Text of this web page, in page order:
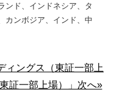
ンド、インドネシア、タ
カンボジア、インド、中
ィングス（東証一部上
証一部上場）」次へ»